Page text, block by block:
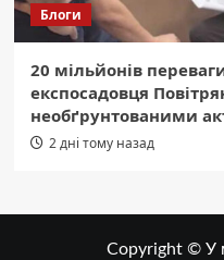
Блоги
20 мільйонів
експосадовця
необґрунтованими
2 дні тому назад
Copyright © У